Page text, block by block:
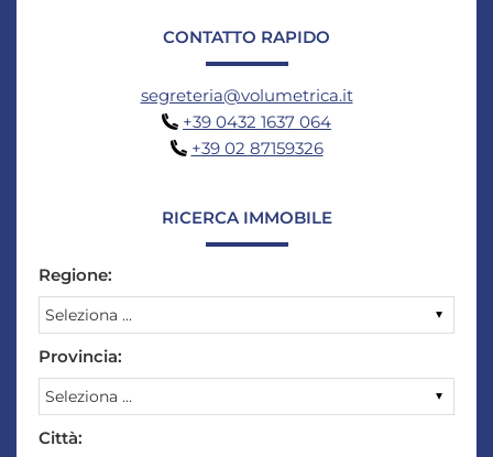
CONTATTO RAPIDO
segreteria@volumetrica.it
+39 0432 1637 064
+39 02 87159326
RICERCA IMMOBILE
Regione:
Provincia:
Città: